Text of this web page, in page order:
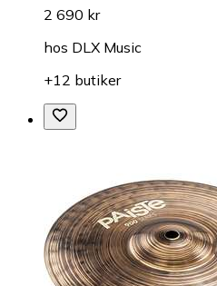
2 690 kr
hos DLX Music
+12 butiker